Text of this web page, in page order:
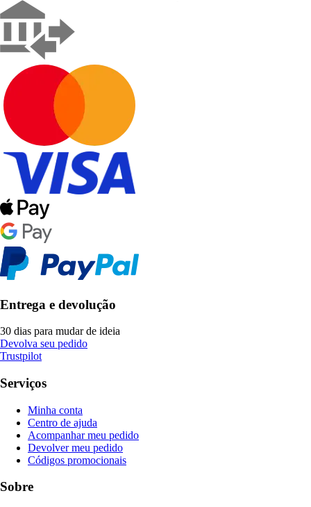
Entrega e devolução
30 dias para mudar de ideia
Devolva seu pedido
Trustpilot
Serviços
Minha conta
Centro de ajuda
Acompanhar meu pedido
Devolver meu pedido
Códigos promocionais
Sobre